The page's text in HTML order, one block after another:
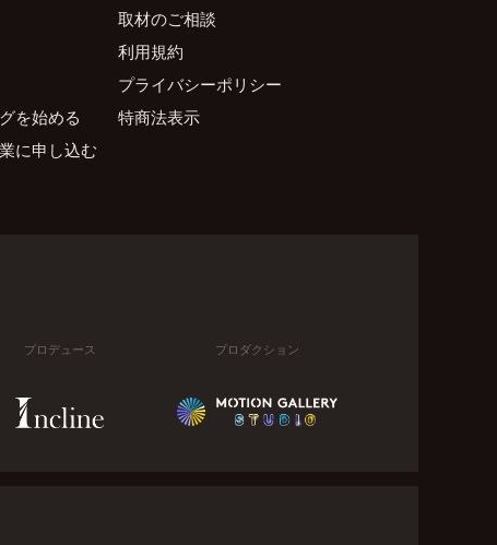
を始める
に申し込む
取材のご相談
利用規約
プライバシーポリシー
特商法表示
プロデュース プロダクション